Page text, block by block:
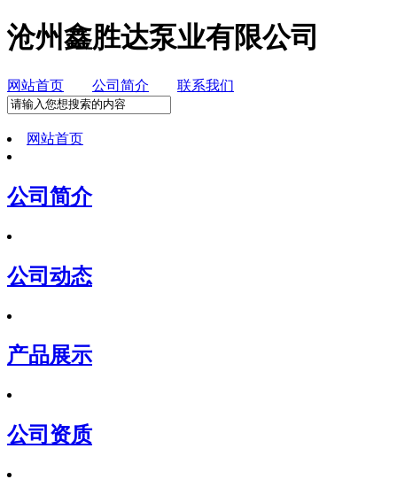
沧州鑫胜达泵业有限公司
网站首页 公司简介 联系我们
网站首页
公司简介
公司动态
产品展示
公司资质